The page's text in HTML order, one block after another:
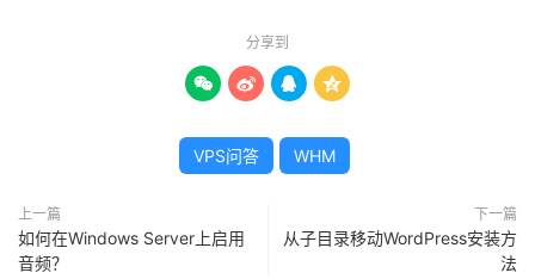
分享到
   
VPS问答 WHM
上一篇
如何在Windows Server上启用
音频？
下一篇
从子目录移动WordPress安装方
法